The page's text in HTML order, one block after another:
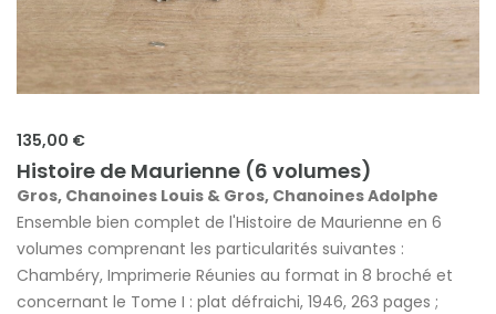
135,00 €
Histoire de Maurienne (6 volumes)
Gros, Chanoines Louis & Gros, Chanoines Adolphe
Ensemble bien complet de l'Histoire de Maurienne en 6
volumes comprenant les particularités suivantes :
Chambéry, Imprimerie Réunies au format in 8 broché et
concernant le Tome I : plat défraichi, 1946, 263 pages ;